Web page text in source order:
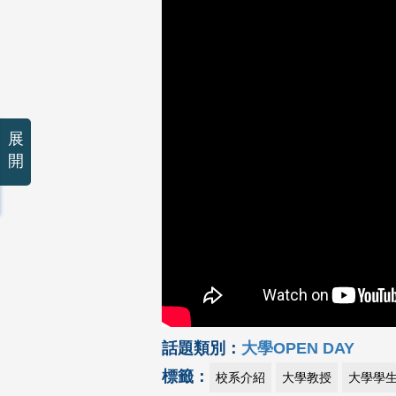
話題類別： 大學OPEN DAY
標籤：
校系介紹 大學教授 大學學生
展
開